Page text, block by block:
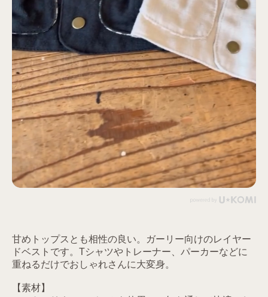
甘めトップスとも相性の良い。ガーリー向けのレイヤー
ドベストです。Tシャツやトレーナー、パーカーなどに
重ねるだけでおしゃれさんに大変身。
【素材】